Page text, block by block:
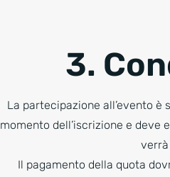
3.
La partecipazione all’evento
momento dell’iscrizione e
Il pagamento della quota